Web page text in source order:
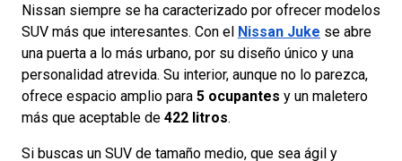
Nissan siempre se ha caracterizado por ofrecer modelos
SUV más que interesantes. Con el Nissan Juke se abre
una puerta a lo más urbano, por su diseño único y una
personalidad atrevida. Su interior, aunque no lo parezca,
ofrece espacio amplio para 5 ocupantes y un maletero
más que aceptable de 422 litros.
Si buscas un SUV de tamaño medio, que sea ágil y